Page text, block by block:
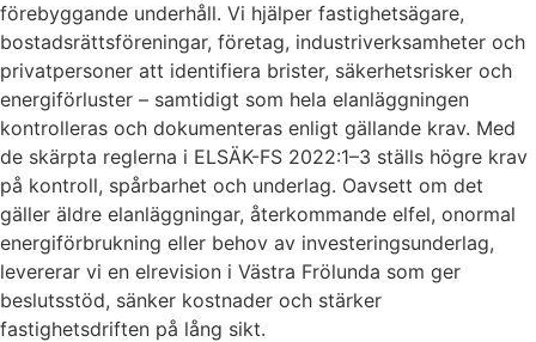
förebyggande underhåll. Vi hjälper fastighetsägare,
bostadsrättsföreningar, företag, industriverksamheter och
privatpersoner att identifiera brister, säkerhetsrisker och
energiförluster – samtidigt som hela elanläggningen
kontrolleras och dokumenteras enligt gällande krav. Med
de skärpta reglerna i ELSÄK-FS 2022:1–3 ställs högre krav
på kontroll, spårbarhet och underlag. Oavsett om det
gäller äldre elanläggningar, återkommande elfel, onormal
energiförbrukning eller behov av investeringsunderlag,
levererar vi en elrevision i Västra Frölunda som ger
beslutsstöd, sänker kostnader och stärker
fastighetsdriften på lång sikt.